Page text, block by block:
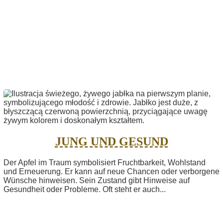
JUNG UND GESUND
Der Apfel im Traum symbolisiert Fruchtbarkeit, Wohlstand
und Erneuerung. Er kann auf neue Chancen oder verborgene
Wünsche hinweisen. Sein Zustand gibt Hinweise auf
Gesundheit oder Probleme. Oft steht er auch...